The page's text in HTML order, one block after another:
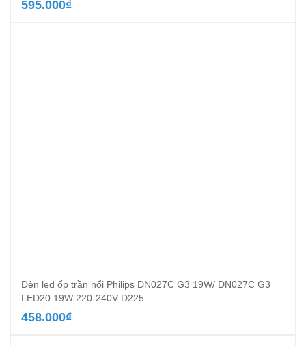
595.000₫
Đèn led ốp trần nổi Philips DN027C G3 19W/ DN027C G3
LED20 19W 220-240V D225
458.000₫